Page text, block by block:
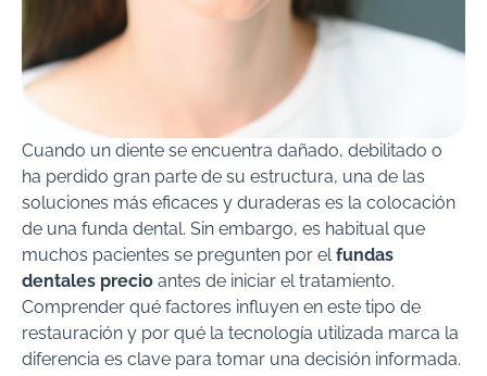
Cuando un diente se encuentra dañado, debilitado o
ha perdido gran parte de su estructura, una de las
soluciones más eficaces y duraderas es la colocación
de una funda dental. Sin embargo, es habitual que
muchos pacientes se pregunten por elfundas
dentales precio antes de iniciar el tratamiento.
Comprender qué factores influyen en este tipo de
restauración y por qué la tecnología utilizada marca la
diferencia es clave para tomar una decisión informada.